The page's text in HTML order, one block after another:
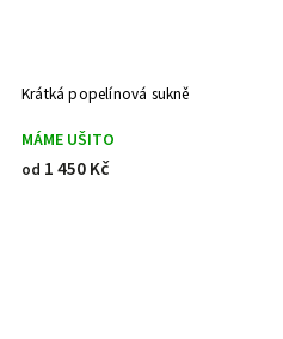
Krátká popelínová sukně
MÁME UŠITO
od 1 450 Kč